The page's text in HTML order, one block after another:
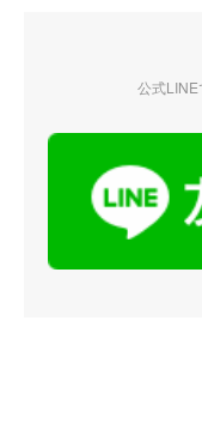
公式LINE